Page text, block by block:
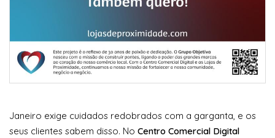
Janeiro exige cuidados redobrados com a garganta, e os
seus clientes sabem disso. No Centro Comercial Digital